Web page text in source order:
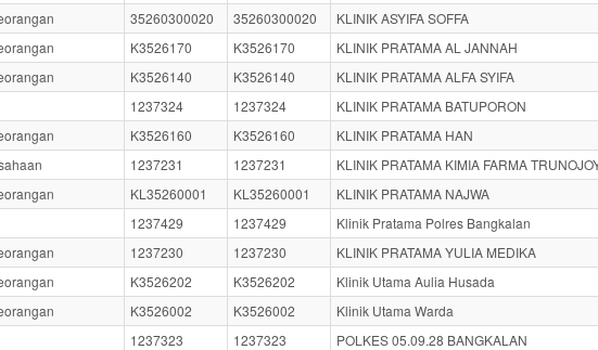
35260300020 35260300020
KLINIK ASYIFA SOFFA
K3526170 K3526170
KLINIK PRATAMA AL JANNAH
K3526140 K3526140
KLINIK PRATAMA ALFA SYIFA
1237324 1237324
KLINIK PRATAMA BATUPORON
K3526160 K3526160
KLINIK PRATAMA HAN
1237231 1237231
KLINIK PRATAMA KIMIA FARMA
KL35260001 KL35260001
KLINIK PRATAMA NAJWA
1237429 1237429
Klinik Pratama Polres Bangkalan
1237230 1237230
KLINIK PRATAMA YULIA MEDIKA
K3526202 K3526202
Klinik Utama Aulia Husada
K3526002 K3526002
Klinik Utama Warda
1237323 1237323
POLKES 05.09.28 BANGKALAN